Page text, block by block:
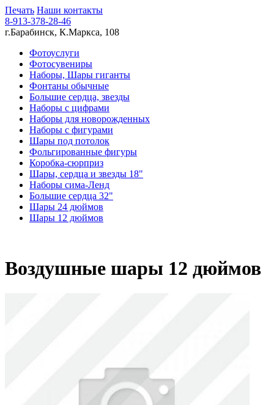
Печать Наши контакты
8-913-378-28-46
г.Барабинск, К.Маркса, 108
Фотоуслуги
Фотосувениры
Наборы, Шары гиганты
Фонтаны обычные
Большие сердца, звезды
Наборы с цифрами
Наборы для новорожденных
Наборы с фигурами
Шары под потолок
Фольгированные фигуры
Коробка-сюрприз
Шары, сердца и звезды 18"
Наборы сима-Ленд
Большие сердца 32"
Шары 24 дюймов
Шары 12 дюймов
Воздушные шары 12 дюймов